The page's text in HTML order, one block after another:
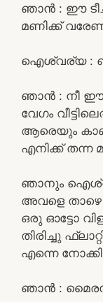
ഞാൻ : ഈ
മണിക്ക്
ഐശ്വര്യ :
ഞാൻ : നീ ഈ
വേഗം
ആരെയും
എനിക്ക് തന്ന
ഞാനും
അവളെ
ഒരു ഓട്ടോ
തിരിച്ചു
എന്നെ
ഞാൻ :